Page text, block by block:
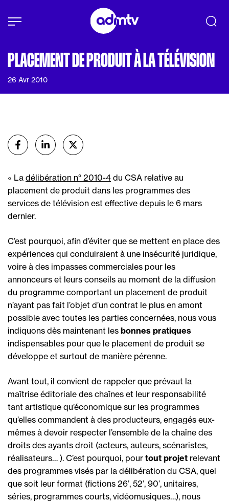
Aller au contenu principal
PLACEMENT DE PRODUIT À LA TÉLÉVISION
26 Avr 2010
Partager
sur Facebook
sur Linkedinsur X (Twitter)
« La délibération n° 2010-4 du CSA relative au
placement de produit dans les programmes des
services de télévision est effective depuis le 6 mars
dernier.
C’est pourquoi, afin d’éviter que se mettent en place des
expériences qui conduiraient à une insécurité juridique,
voire à des impasses commerciales pour les
annonceurs et leurs conseils au moment de la diffusion
du programme comportant un placement de produit
n’ayant pas fait l’objet d’un contrat le plus en amont
possible avec toutes les parties concernées, nous vous
indiquons dès maintenant les bonnes pratiques
indispensables pour que le placement de produit se
développe et surtout de manière pérenne.
Avant tout, il convient de rappeler que prévaut la
maîtrise éditoriale des chaînes et leur responsabilité
tant artistique qu’économique sur les programmes
qu’elles commandent à des producteurs, engagés eux-
mêmes à devoir respecter l’ensemble de la chaîne des
droits des ayants droit (acteurs, auteurs, scénaristes,
réalisateurs… ). C’est pourquoi, pour tout projet relevant
des programmes visés par la délibération du CSA, quel
que soit leur format (fictions 26’, 52’, 90’, unitaires,
séries, programmes courts, vidéomusiques…), nous
Panneau de gestion des cookies